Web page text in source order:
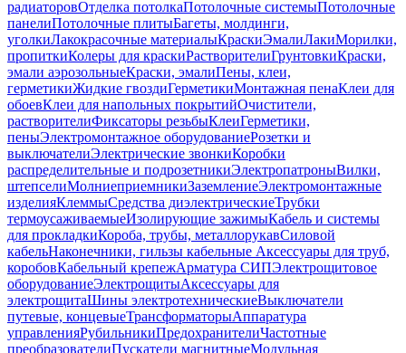
радиаторовОтделка потолкаПотолочные системыПотолочные
панелиПотолочные плитыБагеты, молдинги,
уголкиЛакокрасочные материалыКраскиЭмалиЛакиМорилки,
пропиткиКолеры для краскиРастворителиГрунтовкиКраски,
эмали аэрозольныеКраски, эмалиПены, клеи,
герметикиЖидкие гвоздиГерметикиМонтажная пенаКлеи для
обоевКлеи для напольных покрытийОчистители,
растворителиФиксаторы резьбыКлеиГерметики,
пеныЭлектромонтажное оборудованиеРозетки и
выключателиЭлектрические звонкиКоробки
распределительные и подрозетникиЭлектропатроныВилки,
штепселиМолниеприемникиЗаземлениеЭлектромонтажные
изделияКлеммыСредства диэлектрическиеТрубки
термоусаживаемыеИзолирующие зажимыКабель и системы
для прокладкиКороба, трубы, металлорукавСиловой
кабельНаконечники, гильзы кабельные Аксессуары для труб,
коробовКабельный крепежАрматура СИПЭлектрощитовое
оборудованиеЭлектрощитыАксессуары для
электрощитаШины электротехническиеВыключатели
путевые, концевыеТрансформаторыАппаратура
управленияРубильникиПредохранителиЧастотные
преобразователиПускатели магнитныеМодульная